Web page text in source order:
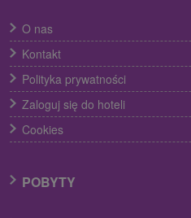
O nas
Kontakt
Polityka prywatności
Zaloguj się do hoteli
Cookies
POBYTY